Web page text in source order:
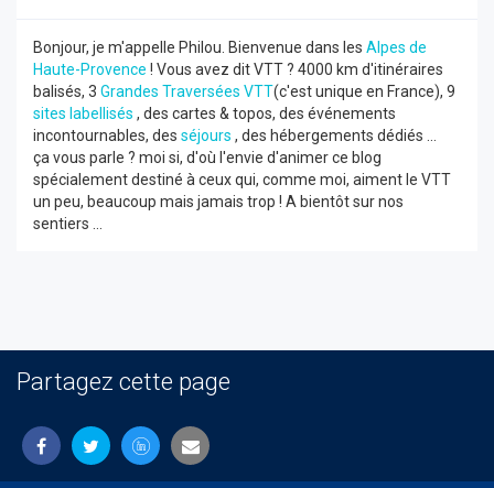
Bonjour, je m'appelle Philou. Bienvenue dans les Alpes de
Haute-Provence ! Vous avez dit VTT ? 4000 km d'itinéraires
balisés, 3 Grandes Traversées VTT(c'est unique en France), 9
sites labellisés , des cartes & topos, des événements
incontournables, des séjours , des hébergements dédiés ...
ça vous parle ? moi si, d'où l'envie d'animer ce blog
spécialement destiné à ceux qui, comme moi, aiment le VTT
un peu, beaucoup mais jamais trop ! A bientôt sur nos
sentiers ...
Partagez cette page